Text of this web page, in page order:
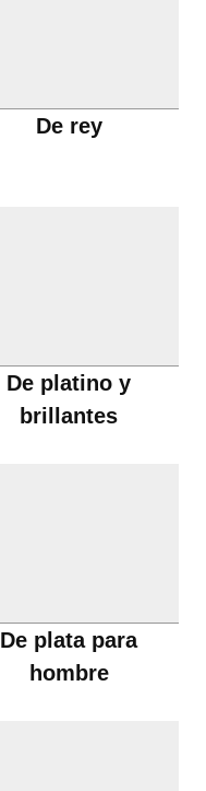
De rey
De platino y
brillantes
De plata para
hombre